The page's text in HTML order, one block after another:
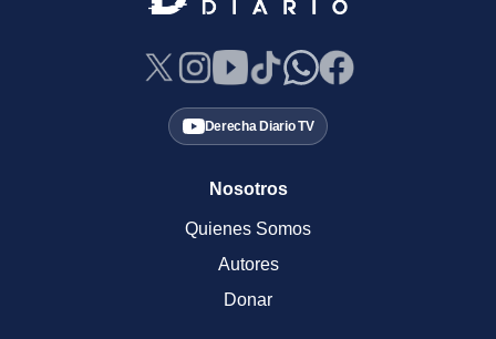
Derecha Diario TV
Nosotros
Quienes Somos
Autores
Donar